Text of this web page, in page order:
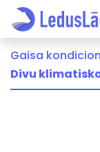
Gaisa
Divu